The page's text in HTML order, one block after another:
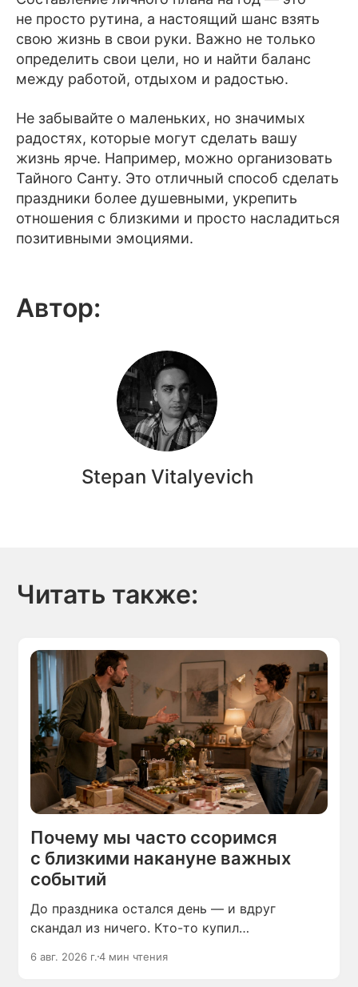
не просто рутина, а настоящий шанс взять
свою жизнь в свои руки. Важно не только
определить свои цели, но и найти баланс
между работой, отдыхом и радостью.
Не забывайте о маленьких, но значимых
радостях, которые могут сделать вашу
жизнь ярче. Например, можно организовать
Тайного Санту. Это отличный способ сделать
праздники более душевными, укрепить
отношения с близкими и просто насладиться
позитивными эмоциями.
Автор:
Stepan Vitalyevich
Читать также:
Почему мы часто ссоримся
с близкими накануне важных
событий
До праздника остался день — и вдруг
скандал из ничего. Кто-то купил
кто-то забыл сделать, что вы просили.
6 авг. 2026 г.4 мин чтения